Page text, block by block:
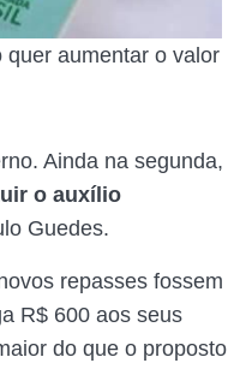
aumentar o valor
Ainda na segunda,
o auxílio
Guedes.
repasses fossem
R$ 600 aos seus
do que o proposto